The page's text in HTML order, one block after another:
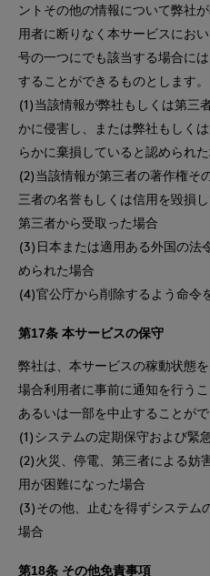
ントその他の情報について弊社
用者に断りなく本サービスにお
号の一つにでも該当する場合に
することができるものとします。
(1)当該情報が弊社もしくは第三
かに侵害し、または弊社もしく
らかに棄損していると認められ
(2)当該情報が第三者の著作権そ
三者の名誉もしくは信用を毀損
第三者から受取った場合
(3)日本または適用ある外国の法
められた場合
(4)官公庁から削除するよう命令
第17条 本サービスの保守
弊社は、本サービスの稼動状態
場合利用者に事前に通知を行う
あるいは一部を中止することがで
(1)システムの定期保守および緊
(2)火災、停電、第三者による妨
用が困難になった場合
(3)その他、止むを得ずシステム
場合
第18条 その他免責事項